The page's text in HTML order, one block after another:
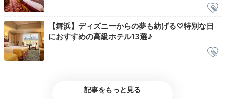
朝食でパワーチャージ
【舞浜】ディズニーからの夢も紡げる♡特別な日
におすすめの高級ホテル13選♪
記事をもっと見る